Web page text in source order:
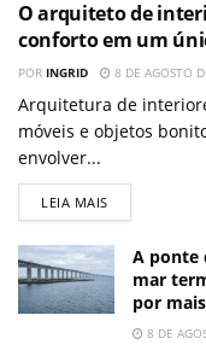
O arquiteto de
conforto em um
POR INGRID 8 DE AGOSTO
Arquitetura de
móveis e objetos
envolver...
LEIA MAIS
A ponte
mar
por
8 DE